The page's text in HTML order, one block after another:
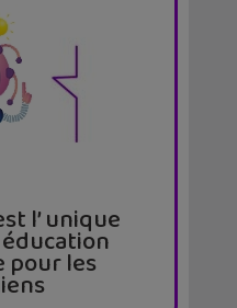
l’ unique
éducation
pour les